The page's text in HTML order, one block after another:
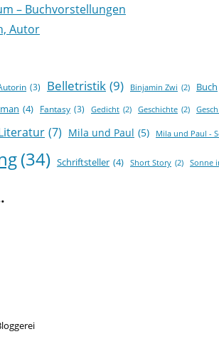
– Buchvorstellungen
Autor
(3) Belletristik (9) Binjamin Zwi (2) Buch
(4) Fantasy (3) Gedicht (2) Geschichte (2)
(7) Mila und Paul (5) Mila und Paul -
(34) Schriftsteller (4) Short Story (2) Sonne